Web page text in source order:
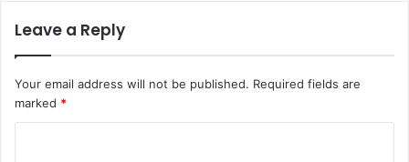
Leave a Reply
Your email address will not be published. Required fields are
marked *